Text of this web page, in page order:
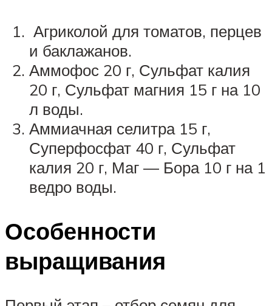
Агриколой для томатов, перцев
и баклажанов.
Аммофос 20 г, Сульфат калия
20 г, Сульфат магния 15 г на 10
л воды.
Аммиачная селитра 15 г,
Суперфосфат 40 г, Сульфат
калия 20 г, Маг — Бора 10 г на 1
ведро воды.
Особенности
выращивания